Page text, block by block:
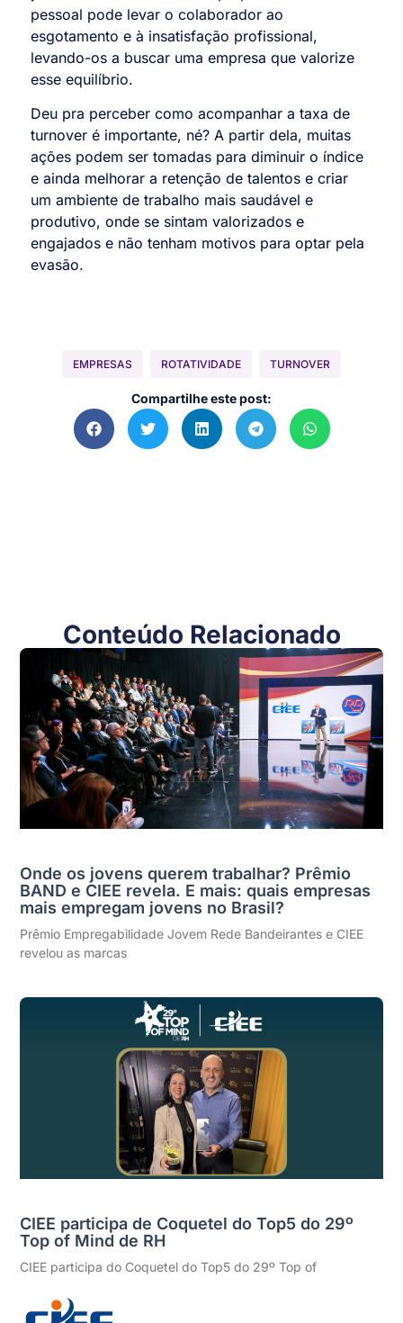
pessoal pode levar o colaborador ao
esgotamento e à insatisfação profissional,
levando-os a buscar uma empresa que valorize
esse equilíbrio.
Deu pra perceber como acompanhar a taxa de
turnover é importante, né? A partir dela, muitas
ações podem ser tomadas para diminuir o índice
e ainda melhorar a retenção de talentos e criar
um ambiente de trabalho mais saudável e
produtivo, onde se sintam valorizados e
engajados e não tenham motivos para optar pela
evasão.
EMPRESAS ROTATIVIDADE TURNOVER
Compartilhe este post:
Conteúdo Relacionado
Onde os jovens querem trabalhar? Prêmio
BAND e CIEE revela. E mais: quais empresas
mais empregam jovens no Brasil?
Prêmio Empregabilidade Jovem Rede Bandeirantes e CIEE
revelou as marcas
CIEE participa de Coquetel do Top5 do 29º
Top of Mind de RH
CIEE participa do Coquetel do Top5 do 29º Top of